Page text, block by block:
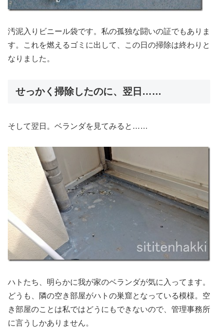
汚泥入りビニール袋です。私の孤独な闘いの証でもありま
す。これを燃えるゴミに出して、この日の掃除は終わりと
なりました。
せっかく掃除したのに、翌日……
そして翌日。ベランダを見てみると……
ハトたち、明らかに我が家のベランダが気に入ってます。
どうも、隣の空き部屋がハトの巣窟となっている模様。空
き部屋のことは私ではどうにもできないので、管理事務所
に言うしかありません。